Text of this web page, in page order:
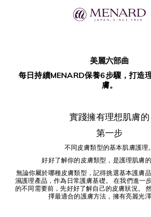
美麗六部曲
每日持續MENARD保養6步驟，打造
膚。
實踐擁有理想肌膚的
第一步
不同皮膚類型的基本肌膚護理。
好好了解你的皮膚類型，是護理肌膚的
無論你屬於哪種皮膚類型，記得挑選基本護膚
濕護理產品，作為日常護膚基礎。 在我們進一
的不同需要前，先好好了解自己的皮膚狀況。
擇最適合的護膚方法，擁有亮麗光澤